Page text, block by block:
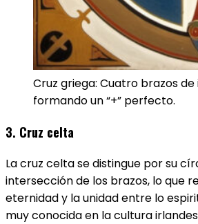
Cruz griega: Cuatro brazos
formando un “+” perfecto.
3. Cruz celta
La cruz celta se distingue por su
intersección de los brazos, lo que
eternidad y la unidad entre lo
muy conocida en la cultura